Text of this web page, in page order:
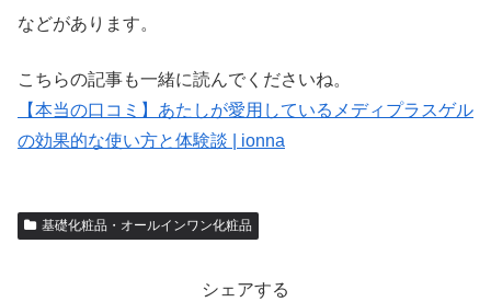
などがあります。
こちらの記事も一緒に読んでくださいね。
【本当の口コミ】あたしが愛用しているメディプラスゲル
の効果的な使い方と体験談 | ionna
基礎化粧品・オールインワン化粧品
シェアする